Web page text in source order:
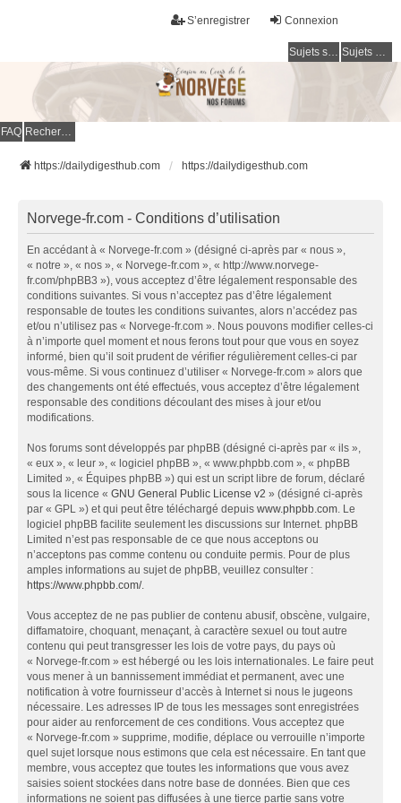
Connexion
S’enregistrer
Sujets sans réponse Sujets actifs
FAQ Rechercher
https://dailydigesthub.com https://dailydigesthub.com
Norvege-fr.com - Conditions d’utilisation
En accédant à « Norvege-fr.com » (désigné ci-après par « nous »,
« notre », « nos », « Norvege-fr.com », « http://www.norvege-
fr.com/phpBB3 »), vous acceptez d’être légalement responsable des
conditions suivantes. Si vous n’acceptez pas d’être légalement
responsable de toutes les conditions suivantes, alors n’accédez pas
et/ou n’utilisez pas « Norvege-fr.com ». Nous pouvons modifier celles-ci
à n’importe quel moment et nous ferons tout pour que vous en soyez
informé, bien qu’il soit prudent de vérifier régulièrement celles-ci par
vous-même. Si vous continuez d’utiliser « Norvege-fr.com » alors que
des changements ont été effectués, vous acceptez d’être légalement
responsable des conditions découlant des mises à jour et/ou
modifications.
Nos forums sont développés par phpBB (désigné ci-après par « ils »,
« eux », « leur », « logiciel phpBB », « www.phpbb.com », « phpBB
Limited », « Équipes phpBB ») qui est un script libre de forum, déclaré
sous la licence « GNU General Public License v2 » (désigné ci-après
par « GPL ») et qui peut être téléchargé depuis www.phpbb.com. Le
logiciel phpBB facilite seulement les discussions sur Internet. phpBB
Limited n’est pas responsable de ce que nous acceptons ou
n’acceptons pas comme contenu ou conduite permis. Pour de plus
amples informations au sujet de phpBB, veuillez consulter :
https://www.phpbb.com/.
Vous acceptez de ne pas publier de contenu abusif, obscène, vulgaire,
diffamatoire, choquant, menaçant, à caractère sexuel ou tout autre
contenu qui peut transgresser les lois de votre pays, du pays où
« Norvege-fr.com » est hébergé ou les lois internationales. Le faire peut
vous mener à un bannissement immédiat et permanent, avec une
notification à votre fournisseur d’accès à Internet si nous le jugeons
nécessaire. Les adresses IP de tous les messages sont enregistrées
pour aider au renforcement de ces conditions. Vous acceptez que
« Norvege-fr.com » supprime, modifie, déplace ou verrouille n’importe
quel sujet lorsque nous estimons que cela est nécessaire. En tant que
membre, vous acceptez que toutes les informations que vous avez
saisies soient stockées dans notre base de données. Bien que ces
informations ne soient pas diffusées à une tierce partie sans votre